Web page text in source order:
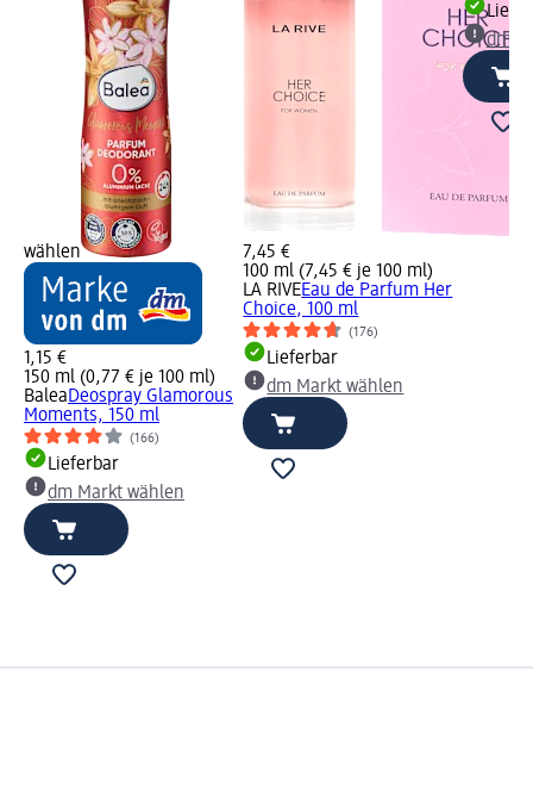
wählen
1,15 €
150 ml (0,77 € je 100 ml)
BaleaDeospray Glamorous
Moments, 150 ml
(166)
Lieferbar
dm Markt wählen
7,45 €
100 ml (7,45 € je 100 ml)
LA RIVEEau de Parfum Her
Choice, 100 ml
(176)
Lieferbar
dm Markt wählen
dm